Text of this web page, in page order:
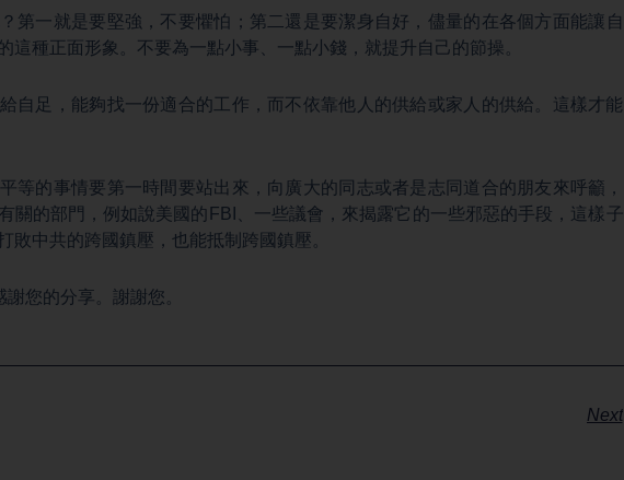
第一就是要堅強，不要懼怕；第二還是要潔身自好，儘量的在各個方面能讓自
這種正面形象。不要為一點小事、一點小錢，就提升自己的節操。
自足，能夠找一份適合的工作，而不依靠他人的供給或家人的供給。這樣才能
等的事情要第一時間要站出來，向廣大的同志或者是志同道合的朋友來呼籲，
關的部門，例如說美國的FBI、一些議會，來揭露它的一些邪惡的手段，這樣子
敗中共的跨國鎮壓，也能抵制跨國鎮壓。
您的分享。謝謝您。
Next